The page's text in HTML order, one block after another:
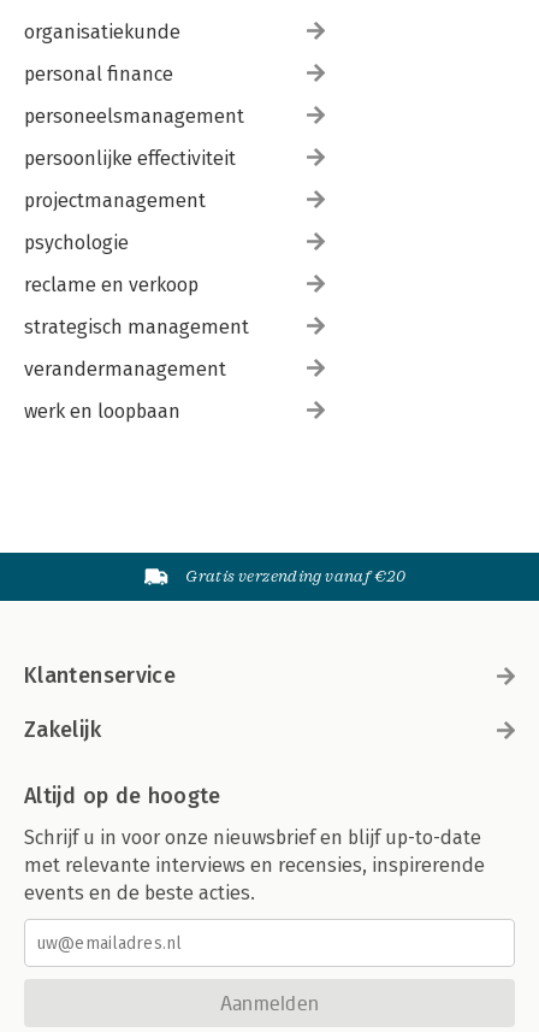
organisatiekunde
personal finance
personeelsmanagement
persoonlijke effectiviteit
projectmanagement
psychologie
reclame en verkoop
strategisch management
verandermanagement
werk en loopbaan
Gratis verzending vanaf €20
Klantenservice
Zakelijk
Altijd op de hoogte
Schrijf u in voor onze nieuwsbrief en blijf up-to-date
met relevante interviews en recensies, inspirerende
events en de beste acties.
Aanmelden